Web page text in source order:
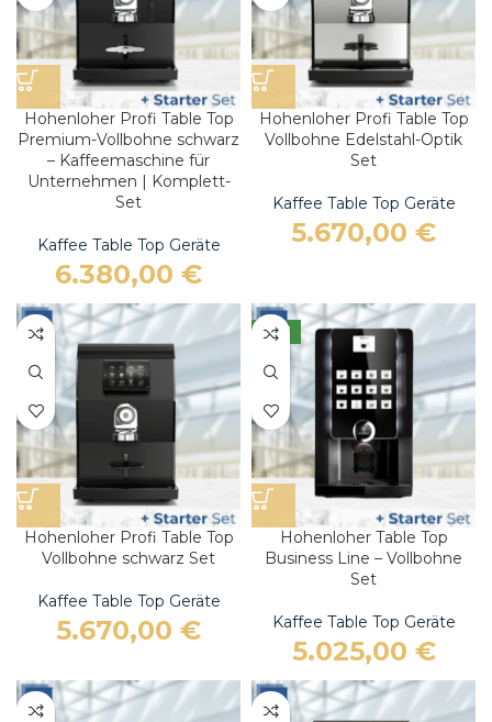
Hohenloher Profi Table Top
Premium-Vollbohne schwarz
– Kaffeemaschine für
Unternehmen | Komplett-
Set
Kaffee Table Top Geräte
6.380,00 €
Hohenloher Profi Table Top
Vollbohne Edelstahl-Optik
Set
Kaffee Table Top Geräte
5.670,00 €
Hohenloher Profi Table Top
Vollbohne schwarz Set
Kaffee Table Top Geräte
5.670,00 €
NEW
Hohenloher Table Top
Business Line – Vollbohne
Set
Kaffee Table Top Geräte
5.025,00 €